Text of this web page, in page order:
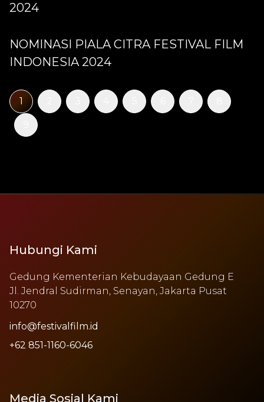
2024
NOMINASI PIALA CITRA FESTIVAL FILM
INDONESIA 2024
1
Hubungi Kami
Gedung Kementerian Kebudayaan Gedung E
Jl. Jendral Sudirman, Senayan, Jakarta Pusat
10270
info@festivalfilm.id
+62 851-1160-6046
Media Sosial Kami